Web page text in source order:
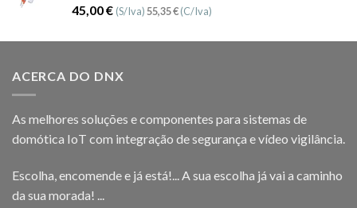
Avaliação
5.00
de 5
45,00€ (S/Iva)55,35€(C/Iva)
ACERCA DO DNX
As melhores soluções e componentes para sistemas de
domótica IoT com integração de segurança e vídeo vigilância.
Escolha, encomende e já está!... A sua escolha já vai a caminho
da sua morada! ...